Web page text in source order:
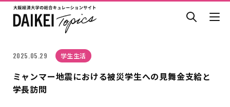
2025.05.29 学生生活
ミャンマー地震における被災学生への見舞金支給と
学長訪問